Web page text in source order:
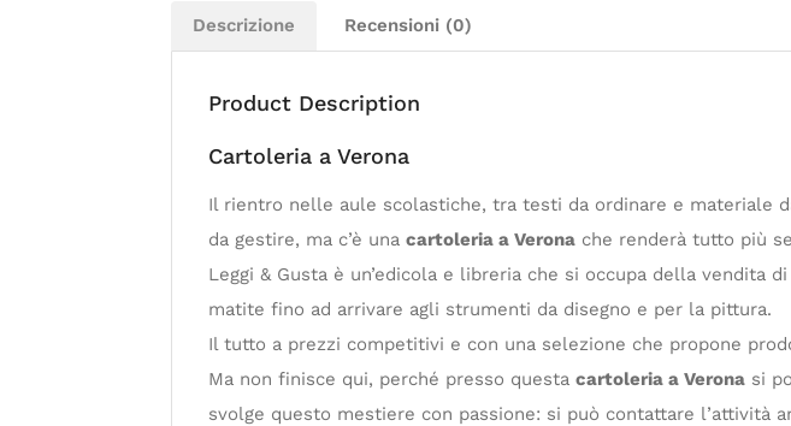
Descrizione Recensioni (0)
Product Description
Cartoleria a Verona
Il rientro nelle aule scolastiche, tra testi da ordinare e materiale
da gestire, ma c’è una cartoleria a Verona che renderà tutto più
Leggi & Gusta è un’edicola e libreria che si occupa della vendita
matite fino ad arrivare agli strumenti da disegno e per la pittura.
Il tutto a prezzi competitivi e con una selezione che propone
Ma non finisce qui, perché presso questa cartoleria a Verona si
svolge questo mestiere con passione: si può contattare l’attività